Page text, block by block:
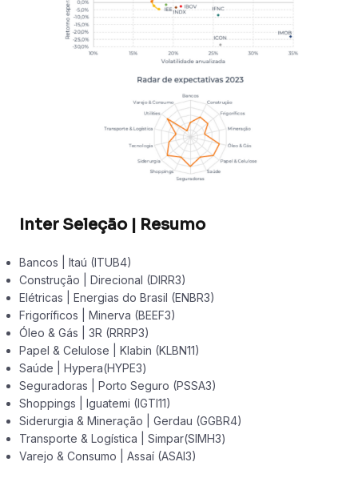
Inter Seleção | Resumo
Bancos | Itaú (ITUB4)
Construção | Direcional (DIRR3)
Elétricas | Energias do Brasil (ENBR3)
Frigoríficos | Minerva (BEEF3)
Óleo & Gás | 3R (RRRP3)
Papel & Celulose | Klabin (KLBN11)
Saúde | Hypera(HYPE3)
Seguradoras | Porto Seguro (PSSA3)
Shoppings | Iguatemi (IGTI11)
Siderurgia & Mineração | Gerdau (GGBR4)
Transporte & Logística | Simpar(SIMH3)
Varejo & Consumo | Assaí (ASAI3)